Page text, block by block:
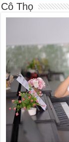
Cô Thọ